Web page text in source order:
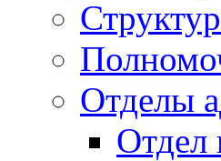
Отделы
Отдел